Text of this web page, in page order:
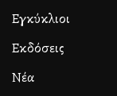
Εγκύκλιοι
Εκδόσεις
Νέα